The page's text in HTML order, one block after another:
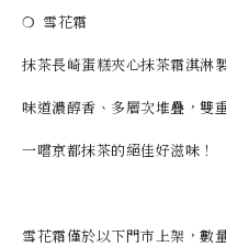
❍ 雪花霜
抹茶長崎蛋糕夾心抹茶霜淇淋
味道濃醇香、多層次堆疊，雙
一嚐京都抹茶的絕佳好滋味！
雪花霜僅於以下門市上架，數